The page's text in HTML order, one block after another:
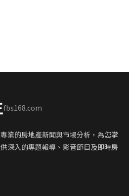
fbs168.com
業的房地產新聞與市場分析，為您掌
深入的專題報導、影音節目及即時房